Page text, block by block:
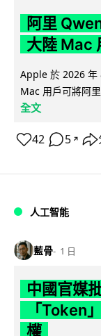
阿里
大陸 Mac
Apple 於 2026 年
Mac 用戶可將阿
全文
42 5 ↗
人工智能
藍骨 1 日
中國官媒
「Token
權